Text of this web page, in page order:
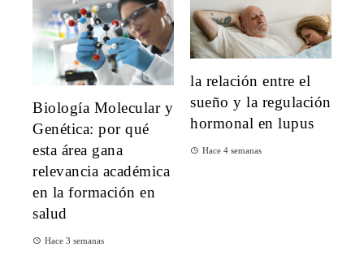
Biología Molecular y
Genética: por qué
esta área gana
relevancia académica
en la formación en
salud
Hace 3 semanas
la relación entre el
sueño y la regulación
hormonal en lupus
Hace 4 semanas